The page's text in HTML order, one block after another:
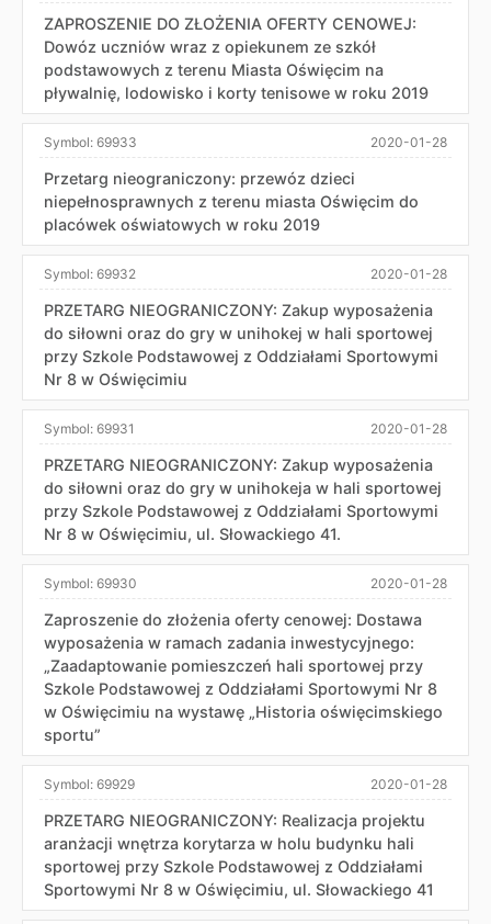
ZAPROSZENIE DO ZŁOŻENIA OFERTY CENOWEJ:
Dowóz uczniów wraz z opiekunem ze szkół
podstawowych z terenu Miasta Oświęcim na
pływalnię, lodowisko i korty tenisowe w roku 2019
Symbol: 69933 2020-01-28
Przetarg nieograniczony: przewóz dzieci
niepełnosprawnych z terenu miasta Oświęcim do
placówek oświatowych w roku 2019
Symbol: 69932 2020-01-28
PRZETARG NIEOGRANICZONY: Zakup wyposażenia
do siłowni oraz do gry w unihokej w hali sportowej
przy Szkole Podstawowej z Oddziałami Sportowymi
Nr 8 w Oświęcimiu
Symbol: 69931 2020-01-28
PRZETARG NIEOGRANICZONY: Zakup wyposażenia
do siłowni oraz do gry w unihokeja w hali sportowej
przy Szkole Podstawowej z Oddziałami Sportowymi
Nr 8 w Oświęcimiu, ul. Słowackiego 41.
Symbol: 69930 2020-01-28
Zaproszenie do złożenia oferty cenowej: Dostawa
wyposażenia w ramach zadania inwestycyjnego:
„Zaadaptowanie pomieszczeń hali sportowej przy
Szkole Podstawowej z Oddziałami Sportowymi Nr 8
w Oświęcimiu na wystawę „Historia oświęcimskiego
sportu”
Symbol: 69929 2020-01-28
PRZETARG NIEOGRANICZONY: Realizacja projektu
aranżacji wnętrza korytarza w holu budynku hali
sportowej przy Szkole Podstawowej z Oddziałami
Sportowymi Nr 8 w Oświęcimiu, ul. Słowackiego 41